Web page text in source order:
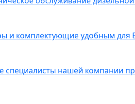
и комплектующие удобным для
нашей компании